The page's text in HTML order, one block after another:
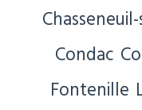
Condac
Fontenille